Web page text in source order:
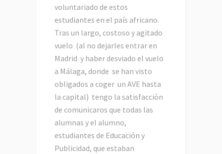
voluntariado de estos
estudiantes en el país africano.
Tras un largo, costoso y agitado
vuelo (al no dejarles entrar en
Madrid y haber desviado el vuelo
a Málaga, donde se han visto
obligados a coger un AVE hasta
la capital) tengo la satisfacción
de comunicaros que todas las
alumnas y el alumno,
estudiantes de Educación y
Publicidad, que estaban